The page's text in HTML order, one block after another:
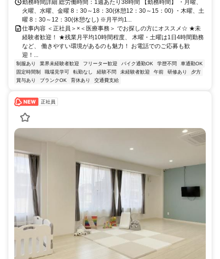
勤務時間詳細 総労働時間：1週あたり38時間 【勤務時間】 ・月曜、
火曜、水曜、金曜 8：30～18：30(休憩12：30～15：00) ・木曜、土
曜 8：30～12：30(休憩なし) ※月平均1...
仕事内容 ＜正社員＞×＜医療事務＞ でお探しの方にオススメ☆ ★未
経験者歓迎！ ★残業月平均10時間程度、 木曜・土曜は1日4時間勤務
など、 働きやすい環境があるのも魅力！ お電話でのご応募も歓
迎！...
制服あり 業界未経験者歓迎 フリーター歓迎 バイク通勤OK 学歴不問
車通勤OK
固定時間制
職場見学可 転勤なし 経験不問 未経験者歓迎 午前 研修あり
夕方
賞与あり
ブランクOK 育休あり 交通費支給
正社員